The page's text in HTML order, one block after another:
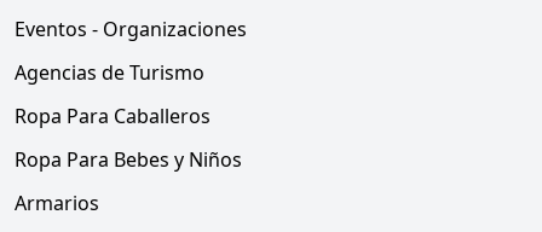
Eventos - Organizaciones
Agencias de Turismo
Ropa Para Caballeros
Ropa Para Bebes y Niños
Armarios